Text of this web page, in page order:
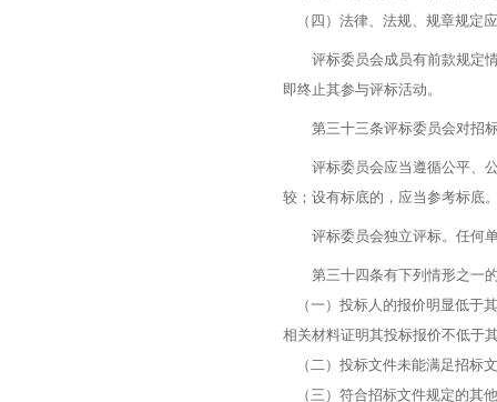
（四）法律、法规、规章规定
评标委员会成员有前款规定情
即终止其参与评标活动。
第三十三条评标委员会对招
评标委员会应当遵循公平、公
较；设有标底的，应当参考标底
评标委员会独立评标。任何单
第三十四条有下列情形之一的
（一）投标人的报价明显低于
相关材料证明其投标报价不低于
（二）投标文件未能满足招标
（三）符合招标文件规定的其